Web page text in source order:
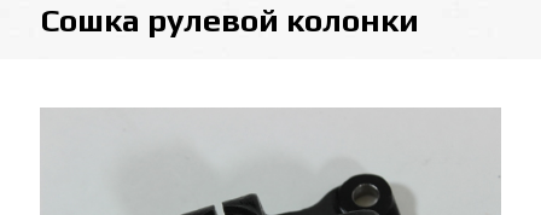
Сошка рулевой колонки